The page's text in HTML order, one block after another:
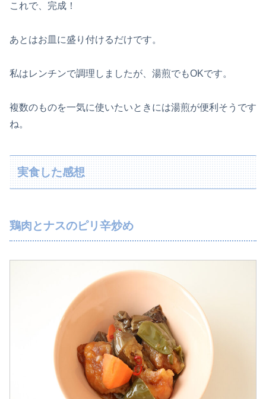
これで、完成！
あとはお皿に盛り付けるだけです。
私はレンチンで調理しましたが、湯煎でもOKです。
複数のものを一気に使いたいときには湯煎が便利そうです
ね。
実食した感想
鶏肉とナスのピリ辛炒め